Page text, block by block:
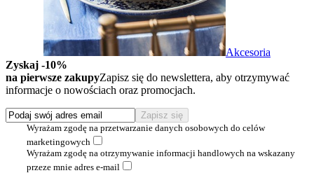
Akcesoria
Zyskaj -10%
na pierwsze zakupyZapisz się do newslettera, aby otrzymywać
informacje o nowościach oraz promocjach.
Wyrażam zgodę na przetwarzanie danych osobowych do celów
marketingowych
Wyrażam zgodę na otrzymywanie informacji handlowych na wskazany
przeze mnie adres e-mail